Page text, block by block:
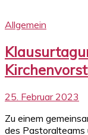
Allgemein
25. Februar 2023
Zu einem
des Pastoralteams